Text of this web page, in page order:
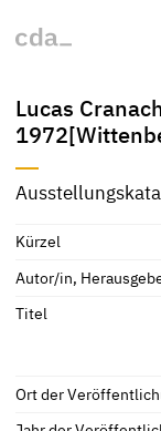
Lucas
Kürzel
Autor/in,
Titel
Ort der